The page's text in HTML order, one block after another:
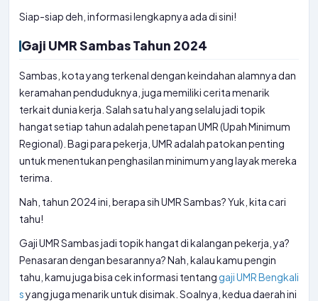
Siap-siap deh, informasi lengkapnya ada di sini!
Gaji UMR Sambas Tahun 2024
Sambas, kota yang terkenal dengan keindahan alamnya dan
keramahan penduduknya, juga memiliki cerita menarik
terkait dunia kerja. Salah satu hal yang selalu jadi topik
hangat setiap tahun adalah penetapan UMR (Upah Minimum
Regional). Bagi para pekerja, UMR adalah patokan penting
untuk menentukan penghasilan minimum yang layak mereka
terima.
Nah, tahun 2024 ini, berapa sih UMR Sambas? Yuk, kita cari
tahu!
Gaji UMR Sambas jadi topik hangat di kalangan pekerja, ya?
Penasaran dengan besarannya? Nah, kalau kamu pengin
tahu, kamu juga bisa cek informasi tentang gaji UMR Bengkali
syang juga menarik untuk disimak. Soalnya, kedua daerah ini